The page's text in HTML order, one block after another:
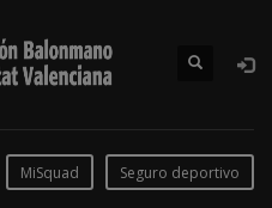
MiSquad Seguro deportivo